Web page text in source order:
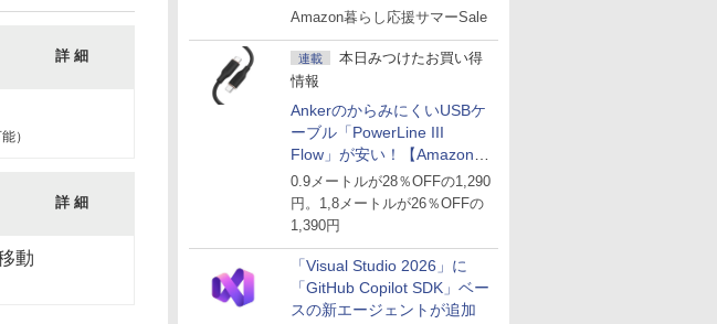
Air」256GB版が139,800円な
Amazon暮らし応援サマーSale
連載
本日みつけたお買い得
情報
AnkerのからみにくいUSBケ
ーブル「PowerLine III
Flow」が安い！【Amazon暮
らし応援サマーSale】
0.9メートルが28％OFFの1,290
円。1,8メートルが26％OFFの
1,390円
「Visual Studio 2026」に
「GitHub Copilot SDK」ベー
スの新エージェントが追加
詳 細
）
詳 細
動